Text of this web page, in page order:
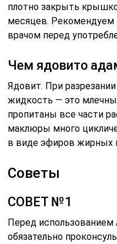
плотно закрыть
месяцев. Рекомендуем
врачом перед
Чем ядовито
Ядовит. При
жидкость — это
пропитаны все части
маклюры много
в виде эфиров жирных
Советы
СОВЕТ №1
Перед использованием
обязательно